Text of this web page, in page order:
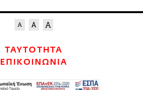
ΤΑΥΤΟΤΗΤΑ
ΕΠΙΚΟΙΝΩΝΙΑ